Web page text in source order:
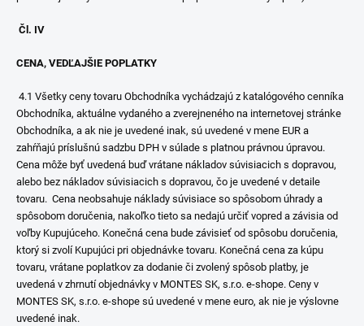
Čl. IV
CENA, VEDĽAJŠIE POPLATKY
4.1 Všetky ceny tovaru Obchodníka vychádzajú z katalógového cenníka
Obchodníka, aktuálne vydaného a zverejneného na internetovej stránke
Obchodníka, a ak nie je uvedené inak, sú uvedené v mene EUR a
zahŕňajú príslušnú sadzbu DPH v súlade s platnou právnou úpravou.
Cena môže byť uvedená buď vrátane nákladov súvisiacich s dopravou,
alebo bez nákladov súvisiacich s dopravou, čo je uvedené v detaile
tovaru. Cena neobsahuje náklady súvisiace so spôsobom úhrady a
spôsobom doručenia, nakoľko tieto sa nedajú určiť vopred a závisia od
voľby Kupujúceho. Konečná cena bude závisieť od spôsobu doručenia,
ktorý si zvolí Kupujúci pri objednávke tovaru. Konečná cena za kúpu
tovaru, vrátane poplatkov za dodanie či zvolený spôsob platby, je
uvedená v zhrnutí objednávky v MONTES SK, s.r.o. e-shope. Ceny v
MONTES SK, s.r.o. e-shope sú uvedené v mene euro, ak nie je výslovne
uvedené inak.